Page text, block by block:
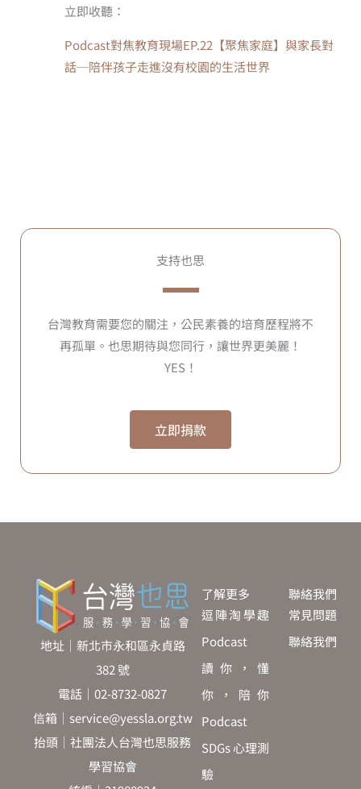
立即收聽：
Podcast對焦教育現場EP.22【聚焦家庭】與家長對
話─陪伴孩子走進沒有校園的生活世界
支持也思
台灣教育需要您的關注，公民素養的培育歷程將不
再孤單。也思期待與您同行，讓世界更美麗！
YES！
立即捐款
了解更多
逗陣淘學趣
Podcast
讀你，懂
你，陪你
Podcast
SDGs 心理測
驗
地址｜新北市永和區永貞路
382 號
電話｜02-8732-0827
信箱｜service@yessla.org.tw
抬頭｜社團法人台灣也思服務
學習協會
聯絡我們
常見問題
聯絡我們